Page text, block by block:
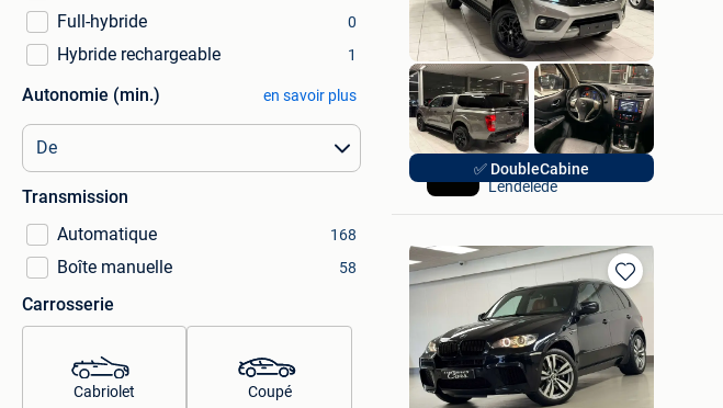
Full-hybride 0
Hybride rechargeable 1
Autonomie (min.) en savoir plus
Transmission
Automatique
168
Boîte manuelle 58
Carrosserie
Cabriolet
Coupé
✅ DoubleCabine
Hak Auto
Lendelede
Sauvegarder
dans
Favoris